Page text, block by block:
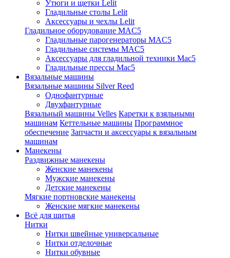
Утюги и щетки Lelit
Гладильные столы Lelit
Аксессуары и чехлы Lelit
Гладильное оборудование MAC5
Гладильные парогенераторы MAC5
Гладильные системы MAC5
Аксессуары для гладильной техники Mac5
Гладильные прессы Mac5
Вязальные машины
Вязальные машины Silver Reed
Однофантурные
Двухфантурные
Вязальный машины Velles Каретки к взяльными
машинам Кеттельные машины Программное
обеспечение Запчасти и аксессуары к вязальным
машинам
Манекены
Раздвижные манекены
Женские манекены
Мужские манекены
Детские манекены
Мягкие портновские манекены
Женские мягкие манекены
Всё для шитья
Нитки
Нитки швейные универсальные
Нитки отделочные
Нитки обувные